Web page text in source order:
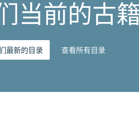
当前的古
最新的目录 查看所有目录